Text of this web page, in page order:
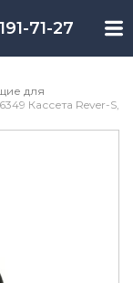
71-27
для
Кассета Rever-S,